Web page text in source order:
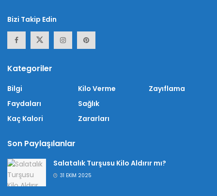
Bizi Takip Edin
Kategoriler
Bilgi
Faydaları
Kaç Kalori
Kilo Verme
Sağlık
Zararları
Zayıflama
Son Paylaşılanlar
Salatalık Turşusu Kilo Aldırır mı?
31 EKIM 2025